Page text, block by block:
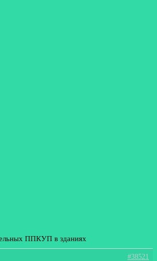
ППКУП в зданиях
#38521